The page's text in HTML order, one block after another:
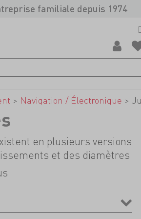
familiale depuis 1974
> Navigation / Électronique >
en plusieurs versions
et des diamètres
Ceci afin que tu
trouver les jumelles
de l'utilisation
où l'on doit